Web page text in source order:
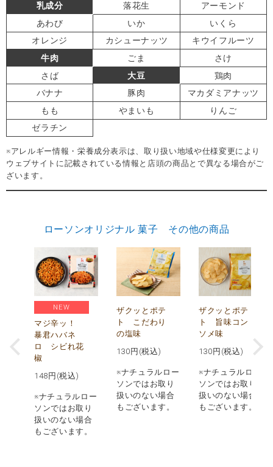
乳成分
落花生
アーモンド
あわび
いか
いくら
オレンジ
カシューナッツ
キウイフルーツ
牛肉
ごま
さけ
さば
大豆
鶏肉
バナナ
豚肉
マカダミアナッツ
もも
やまいも
りんご
ゼラチン
※アレルギー情報・栄養成分表示は、取り扱い地域や仕様変更により
ウェブサイトに記載されている情報と店頭の商品とで異なる場合がご
ざいます。
ローソンオリジナル 菓子 その他の商品
NEW
マジ辛ッ！
暴君ハバネ
ロ シビれ花
椒
148 円(税込)
※ナチュラルロー
ソンではお取り
扱いのない場合
もございます。
ザクッとポテ
ト こだわり
の塩味
130 円(税込)
※ナチュラルロー
ソンではお取り
扱いのない場合
もございます。
ザクッとポテ
ト 旨味コン
ソメ味
130 円(税込)
※ナチュラルロー
ソンではお取り
扱いのない場合
もございます。